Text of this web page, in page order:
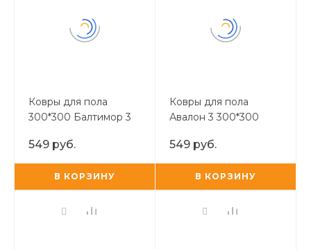
Ковры для пола
300*300 Балтимор 3
549 руб.
В КОРЗИНУ
Ковры для пола
Авалон 3 300*300
549 руб.
В КОРЗИНУ